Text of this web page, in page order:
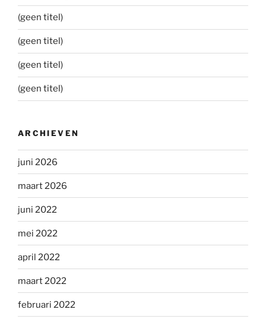
(geen titel)
(geen titel)
(geen titel)
(geen titel)
ARCHIEVEN
juni 2026
maart 2026
juni 2022
mei 2022
april 2022
maart 2022
februari 2022